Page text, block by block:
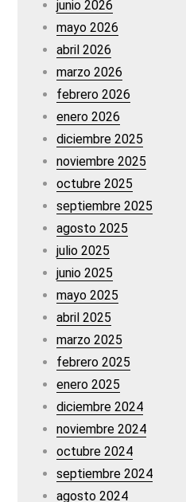
junio 2026
mayo 2026
abril 2026
marzo 2026
febrero 2026
enero 2026
diciembre 2025
noviembre 2025
octubre 2025
septiembre 2025
agosto 2025
julio 2025
junio 2025
mayo 2025
abril 2025
marzo 2025
febrero 2025
enero 2025
diciembre 2024
noviembre 2024
octubre 2024
septiembre 2024
agosto 2024